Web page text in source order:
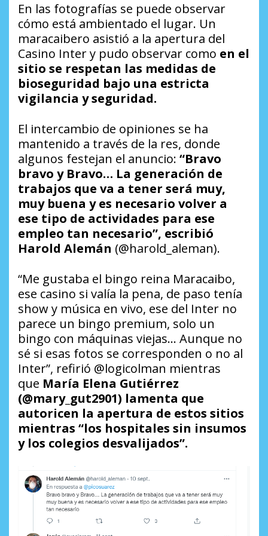
En las fotografías se puede observar
cómo está ambientado el lugar. Un
maracaibero asistió a la apertura del
Casino Inter y pudo observar como en el
sitio se respetan las medidas de
bioseguridad bajo una estricta
vigilancia y seguridad.
El intercambio de opiniones se ha
mantenido a través de la res, donde
algunos festejan el anuncio: “Bravo
bravo y Bravo… La generación de
trabajos que va a tener será muy,
muy buena y es necesario volver a
ese tipo de actividades para ese
empleo tan necesario”, escribió
Harold Alemán (@harold_aleman).
“Me gustaba el bingo reina Maracaibo,
ese casino si valía la pena, de paso tenía
show y música en vivo, ese del Inter no
parece un bingo premium, solo un
bingo con máquinas viejas… Aunque no
sé si esas fotos se corresponden o no al
Inter”, refirió @logicolman mientras
que María Elena Gutiérrez
(@mary_gut2901) lamenta que
autoricen la apertura de estos sitios
mientras “los hospitales sin insumos
y los colegios desvalijados”.